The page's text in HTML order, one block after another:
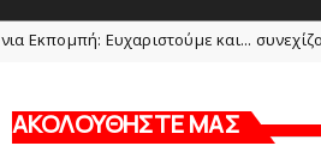
και... συνεχίζουμε!
ΑΚΟΛΟΥΘΗΣΤΕ ΜΑΣ